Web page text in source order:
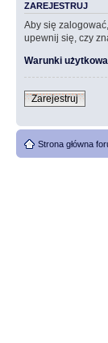
ZAREJESTRUJ
Aby się
upewnij się, czy
Warunki
Zarejestruj
Strona główna